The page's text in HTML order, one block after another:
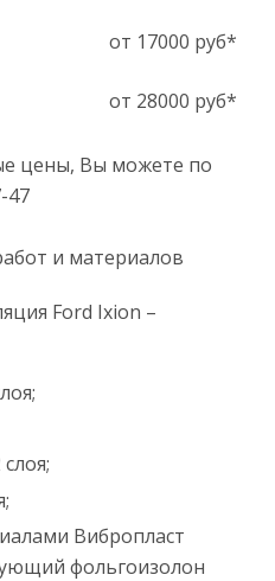
от 17000 руб*
от 28000 руб*
цены, Вы можете по
47
и материалов
Ford Ixion –
Вибропласт
фольгоизолон